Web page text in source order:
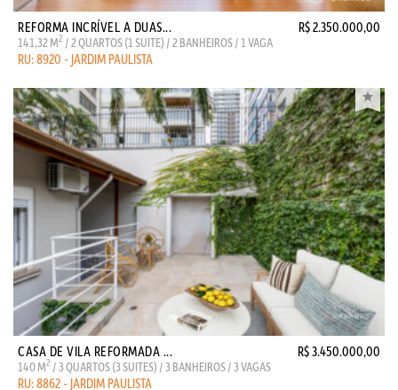
REFORMA INCRÍVEL A DUAS... R$ 2.350.000,00
141,32 M2 / 2 QUARTOS (1 SUITE) / 2 BANHEIROS / 1 VAGA
RU: 8920 - JARDIM PAULISTA
CASA DE VILA REFORMADA ... R$ 3.450.000,00
140 M2 / 3 QUARTOS (3 SUITES) / 3 BANHEIROS / 3 VAGAS
RU: 8862 - JARDIM PAULISTA